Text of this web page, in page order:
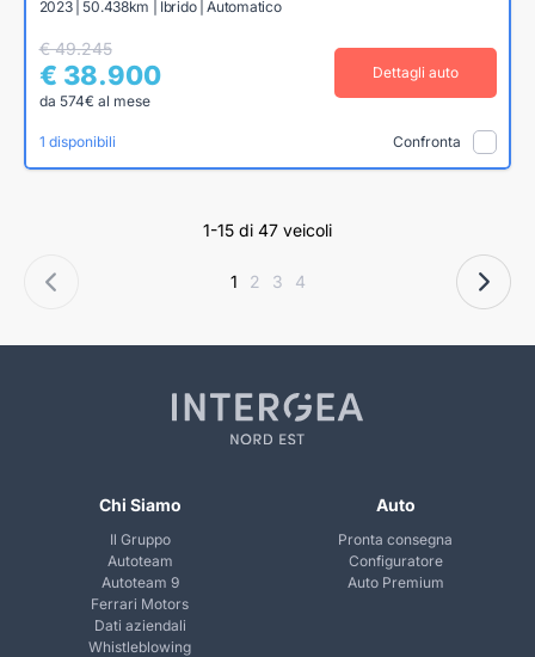
2023 | 50.438km | Ibrido | Automatico
€ 49.245
€ 38.900
da 574€ al mese
Dettagli auto
1 disponibili Confronta
1-15 di 47 veicoli
1 2 3 4
Chi Siamo
Il Gruppo
Autoteam
Autoteam 9
Ferrari Motors
Dati aziendali
Whistleblowing
Auto
Pronta consegna
Configuratore
Auto Premium